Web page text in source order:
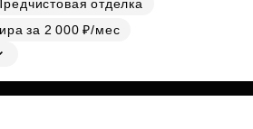
отделка
за 2 000 ₽/мес